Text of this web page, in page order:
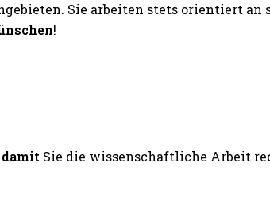
Sie arbeiten stets orientiert
!
damit Sie die wissenschaftliche Arbeit